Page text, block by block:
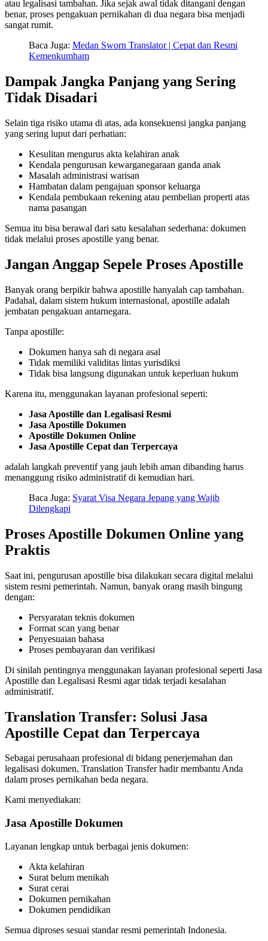
atau legalisasi tambahan. Jika sejak awal tidak ditangani dengan
benar, proses pengakuan pernikahan di dua negara bisa menjadi
sangat rumit.
Baca Juga: Medan Sworn Translator | Cepat dan Resmi
Kemenkumham
Dampak Jangka Panjang yang Sering
Tidak Disadari
Selain tiga risiko utama di atas, ada konsekuensi jangka panjang
yang sering luput dari perhatian:
Kesulitan mengurus akta kelahiran anak
Kendala pengurusan kewarganegaraan ganda anak
Masalah administrasi warisan
Hambatan dalam pengajuan sponsor keluarga
Kendala pembukaan rekening atau pembelian properti atas
nama pasangan
Semua itu bisa berawal dari satu kesalahan sederhana: dokumen
tidak melalui proses apostille yang benar.
Jangan Anggap Sepele Proses Apostille
Banyak orang berpikir bahwa apostille hanyalah cap tambahan.
Padahal, dalam sistem hukum internasional, apostille adalah
jembatan pengakuan antarnegara.
Tanpa apostille:
Dokumen hanya sah di negara asal
Tidak memiliki validitas lintas yurisdiksi
Tidak bisa langsung digunakan untuk keperluan hukum
Karena itu, menggunakan layanan profesional seperti:
Jasa Apostille dan Legalisasi Resmi
Jasa Apostille Dokumen
Apostille Dokumen Online
Jasa Apostille Cepat dan Terpercaya
adalah langkah preventif yang jauh lebih aman dibanding harus
menanggung risiko administratif di kemudian hari.
Baca Juga: Syarat Visa Negara Jepang yang Wajib
Dilengkapi
Proses Apostille Dokumen Online yang
Praktis
Saat ini, pengurusan apostille bisa dilakukan secara digital melalui
sistem resmi pemerintah. Namun, banyak orang masih bingung
dengan:
Persyaratan teknis dokumen
Format scan yang benar
Penyesuaian bahasa
Proses pembayaran dan verifikasi
Di sinilah pentingnya menggunakan layanan profesional seperti Jasa
Apostille dan Legalisasi Resmi agar tidak terjadi kesalahan
administratif.
Translation Transfer: Solusi Jasa
Apostille Cepat dan Terpercaya
Sebagai perusahaan profesional di bidang penerjemahan dan
legalisasi dokumen, Translation Transfer hadir membantu Anda
dalam proses pernikahan beda negara.
Kami menyediakan:
Jasa Apostille Dokumen
Layanan lengkap untuk berbagai jenis dokumen:
Akta kelahiran
Surat belum menikah
Surat cerai
Dokumen pernikahan
Dokumen pendidikan
Semua diproses sesuai standar resmi pemerintah Indonesia.